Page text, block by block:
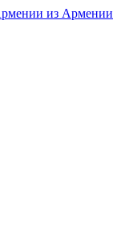
из Армении